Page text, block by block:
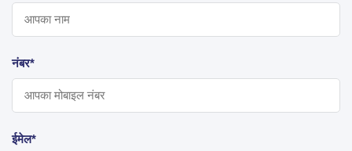
नंबर*
ईमेल*